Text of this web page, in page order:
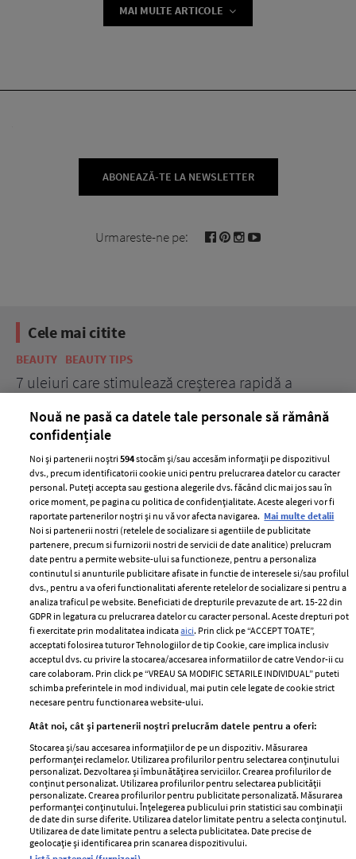
MAI MULTE ARTICOLE
ABONEAZĂ-TE LA NEWSLETTER
Urmareste-ne pe:
Cele mai citite
BEAUTY BEAUTY TIPS
7 uleiuri care stimulează creșterea rapidă a
ELLE Style Awards
2024
Despre ELLE
Romania
Contact
Abonamente
Termeni si conditii
Politica de
confidențialitate
Politica de cookies
Publicitate
GSP
Unica
Baby
Retete
femei
Viva
Avantaje
Retete practice
Pariază responsabil! Decizia ONJN nr. 821/25.09.2025.
Nouă ne pasă ca datele tale personale să rămână
confidențiale
Noi și partenerii noștri594stocăm și/sau accesăm informații pe dispozitivul
dvs., precum identificatorii cookie unici pentru prelucrarea datelor cu caracter
personal. Puteți accepta sau gestiona alegerile dvs. făcând clic mai jos sau în
orice moment, pe pagina cu politica de confidențialitate. Aceste alegeri vor fi
raportate partenerilor noștri și nu vă vor afecta navigarea. Mai multe detalii
Noi si partenerii nostri (retelele de socializare si agentiile de publicitate
partenere, precum si furnizorii nostri de servicii de date analitice) prelucram
date pentru a permite website-ului sa functioneze, pentru a personaliza
continutul si anunturile publicitare afisate in functie de interesele si/sau profilul
dvs., pentru a va oferi functionalitati aferente retelelor de socializare si pentru a
analiza traficul pe website. Beneficiati de drepturile prevazute de art. 15-22 din
GDPR in legatura cu prelucrarea datelor cu caracter personal. Aceste drepturi pot
fi exercitate prin modalitatea indicataaici. Prin click pe “ACCEPT TOATE”,
acceptati folosirea tuturor Tehnologiilor de tip Cookie, care implica inclusiv
acceptul dvs. cu privire la stocarea/accesarea informatiilor de catre Vendor-ii cu
care colaboram. Prin click pe “VREAU SA MODIFIC SETARILE INDIVIDUAL” puteti
schimba preferintele in mod individual, mai putin cele legate de cookie strict
necesare pentru functionarea website-ului.
Atât noi, cât și partenerii noștri prelucrăm datele pentru a oferi:
Stocarea și/sau accesarea informațiilor de pe un dispozitiv. Măsurarea
performanței reclamelor. Utilizarea profilurilor pentru selectarea conținutului
personalizat. Dezvoltarea și îmbunătățirea serviciilor. Crearea profilurilor de
conținut personalizat. Utilizarea profilurilor pentru selectarea publicității
personalizate. Crearea profilurilor pentru publicitate personalizată. Măsurarea
performanței conținutului. Înțelegerea publicului prin statistici sau combinații
de date din surse diferite. Utilizarea datelor limitate pentru a selecta conținutul.
Utilizarea de date limitate pentru a selecta publicitatea. Date precise de
geolocație și identificarea prin scanarea dispozitivului.